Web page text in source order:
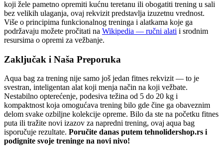
koji žele pametno opremiti kućnu teretanu ili obogatiti trening u sali
bez velikih ulaganja, ovaj rekvizit predstavlja izuzetnu vrednost.
Više o principima funkcionalnog treninga i alatkama koje ga
podržavaju možete pročitati na Wikipedia — ručni alati i srodnim
resursima o opremi za vežbanje.
Zaključak i Naša Preporuka
Aqua bag za trening nije samo još jedan fitnes rekvizit — to je
svestran, inteligentan alat koji menja način na koji vežbate.
Nestabilno opterećenje, podesiva težina od 5 do 20 kg i
kompaktnost koja omogućava trening bilo gde čine ga obaveznim
delom svake ozbiljne kolekcije opreme. Bilo da ste na početku fitnes
puta ili tražite novi izazov za napredni trening, ovaj aqua bag
isporučuje rezultate. Poručite danas putem tehnolidershop.rs i
podignite svoje treninge na novi nivo!